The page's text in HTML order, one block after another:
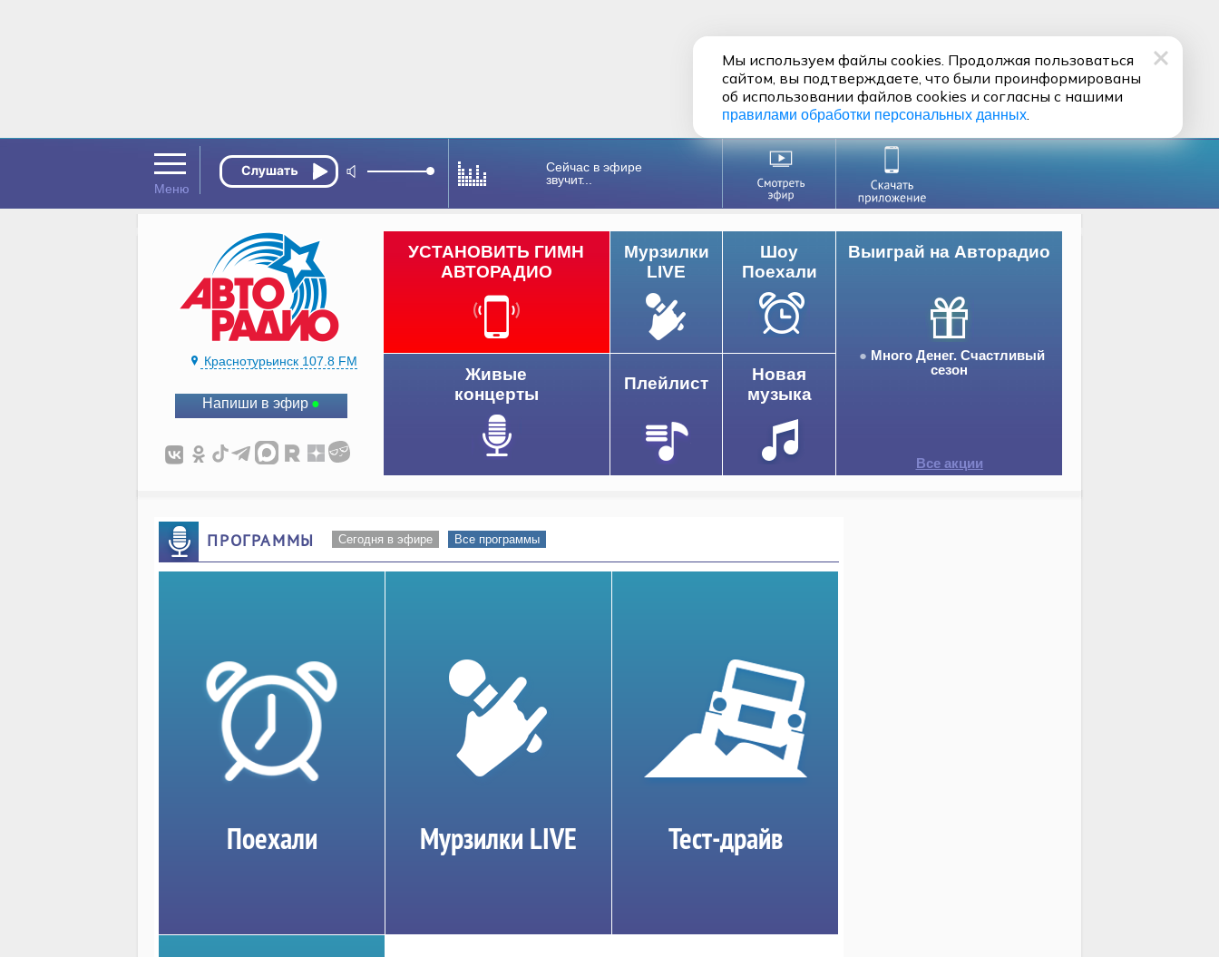
Сейчас в эфире
звучит...
Краснотурьинск 107.8 FM
Напиши в эфир
Выиграй на Авторадио
Много Денег. Счастливый
сезон
Все акции
УСТАНОВИТЬ ГИМН
АВТОРАДИО
Мурзилки
LIVE
Шоу
Поехали
Живые
концерты
Плейлист
Новая
музыка
ПРОГРАММЫ Сегодня в эфире Все программы
Поехали Мурзилки LIVE Тест-драйв
Мы используем файлы cookies. Продолжая пользоваться
сайтом, вы подтверждаете, что были проинформированы
об использовании файлов cookies и согласны с нашими
правилами обработки персональных данных.